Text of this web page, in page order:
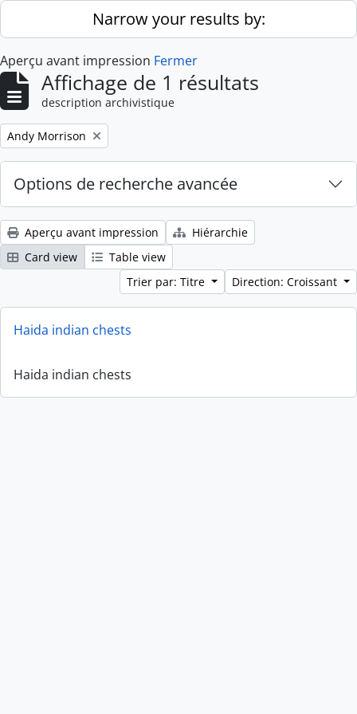
Skip to main contentNarrow your results by:
Aperçu avant impression Fermer
Affichage de 1 résultats
description archivistique
Remove filter:
Andy Morrison
Options de recherche avancée
Aperçu avant impression
Hiérarchie
Card view
Table view
Trier par: Titre
Direction: Croissant
Haida indian chests
Haida indian chests